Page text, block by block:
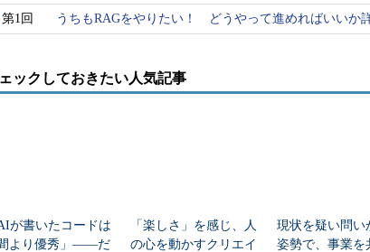
1 うちもRAGをやりたい！ どうやって進めればいいか
ックしておきたい人気記事
AIが書いたコードは
より優秀」――だ
「楽しさ」を感じ、人
の心を動かすクリエイ
現状を疑い問い
姿勢で、事業を